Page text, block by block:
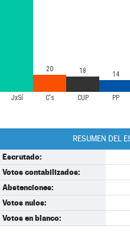
JxSí C's CUP PP
20 18 14
RESUMEN DEL
Escrutado:
Votos contabilizados:
Abstenciones:
Votos nulos:
Votos en blanco: